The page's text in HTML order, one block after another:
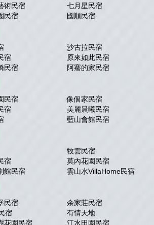
術民宿
七月星民宿
民宿
國順民宿
沙古拉民宿
宿
原來如此民宿
民宿
阿騫的家民宿
民宿
像個家民宿
宿
美麗晨曦民宿
藍山會館民宿
牧雲民宿
宿
莫內花園民宿
館民宿
雲山水VillaHome民宿
民宿
余家莊民宿
宿
有情天地
花園民宿
江水田園民宿